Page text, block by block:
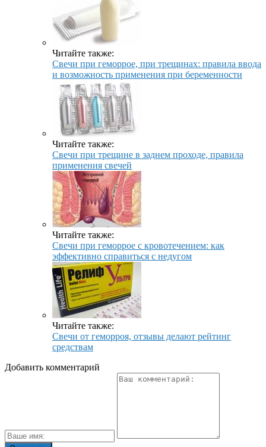
Читайте также:
Свечи при геморрое, при трещинах: правила ввода
и возможность применения при беременности
Читайте также:
Свечи при трещине в заднем проходе, правила
применения свечей
Читайте также:
Свечи при геморрое с кровотечением: как
эффективно справиться с недугом
Читайте также:
Свечи от геморроя, отзывы делают рейтинг
средствам
Добавить комментарий